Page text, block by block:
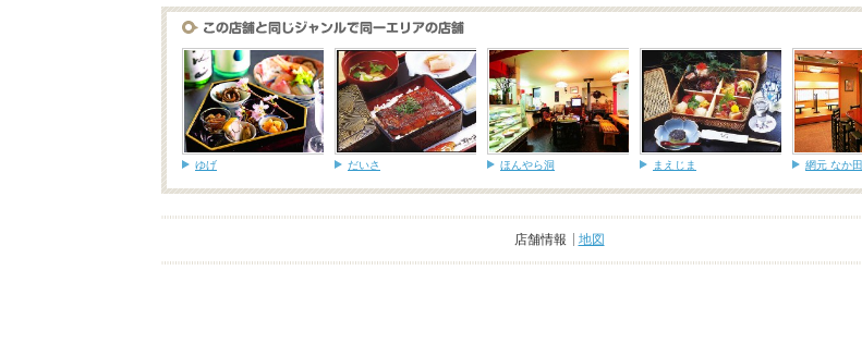
ゆげ だいさ ほんやら洞 まえじま 網元 なか田
店舗情報 地図